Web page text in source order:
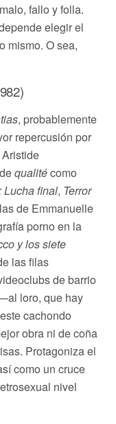
fallo y folla.
elegir el
mismo. O sea,
, probablemente
repercusión por
Aristide
qualitécomo
Lucha final, Terror
de Emmanuelle
porno en la
y los siete
las filas
de barrio
loro, que hay
cachondo
obra ni de coña
Protagoniza el
como un cruce
nivel